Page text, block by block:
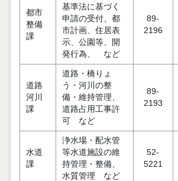
都市
整備
課
基準法に基づく
申請の受付、都
市計画、住居表
示、公園等、開
発行為、 など
89-
2196
道路
河川
課
道路・橋りょ
う・河川の整
備・維持管理、
道路占用工事許
可 など
89-
2193
水道
課
浄水場・配水管
等水道施設の維
持管理・整備、
水質管理 など
52-
5221